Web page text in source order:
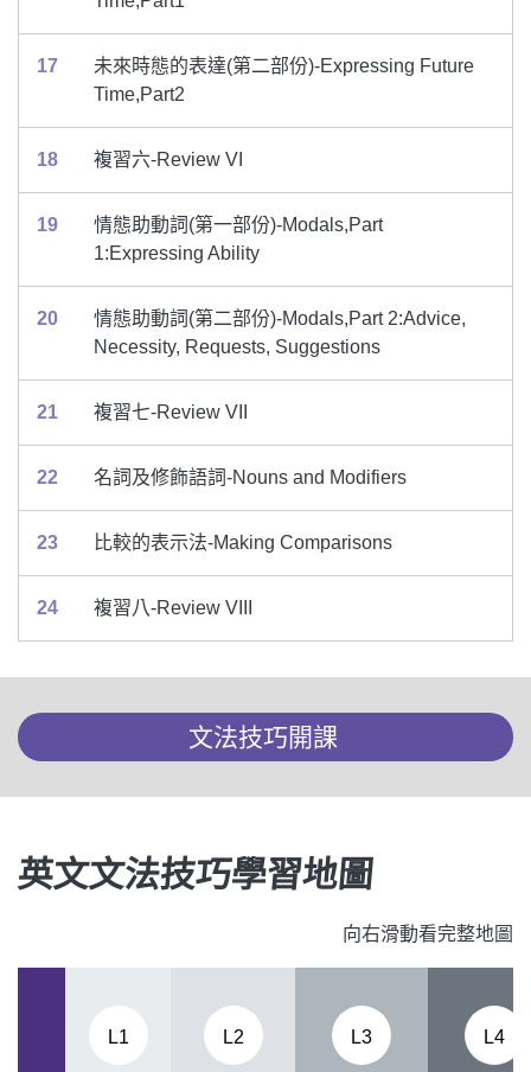
17
未來時態的表達(第二部份)-Expressing Future
Time,Part2
18 複習六-Review VI
19
情態助動詞(第一部份)-Modals,Part
1:Expressing Ability
20
情態助動詞(第二部份)-Modals,Part 2:Advice,
Necessity, Requests, Suggestions
21 複習七-Review VII
22 名詞及修飾語詞-Nouns and Modifiers
23 比較的表示法-Making Comparisons
24 複習八-Review VIII
文法技巧開課
英文文法技巧學習地圖
向右滑動看完整地圖
L1 L2 L3 L4